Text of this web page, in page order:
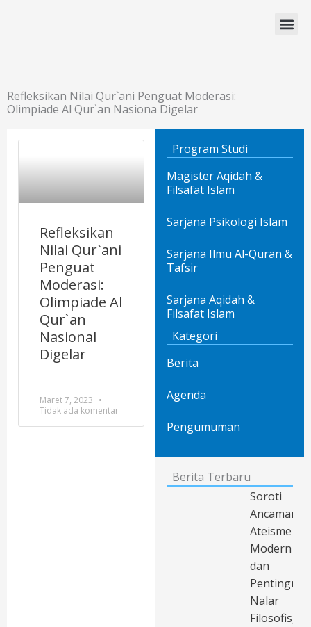
Refleksikan Nilai Qur`ani Penguat Moderasi:
Olimpiade Al Qur`an Nasiona Digelar
Refleksikan
Nilai Qur`ani
Penguat
Moderasi:
Olimpiade Al
Qur`an
Nasional
Digelar
Maret 7, 2023
Tidak ada komentar
Program Studi
Magister Aqidah &
Filsafat Islam
Sarjana Psikologi Islam
Sarjana Ilmu Al-Quran &
Tafsir
Sarjana Aqidah &
Filsafat Islam
Kategori
Berita
Agenda
Pengumuman
Berita Terbaru
Soroti
Ancaman
Ateisme
Modern
dan
Pentingnya
Nalar
Filosofis,